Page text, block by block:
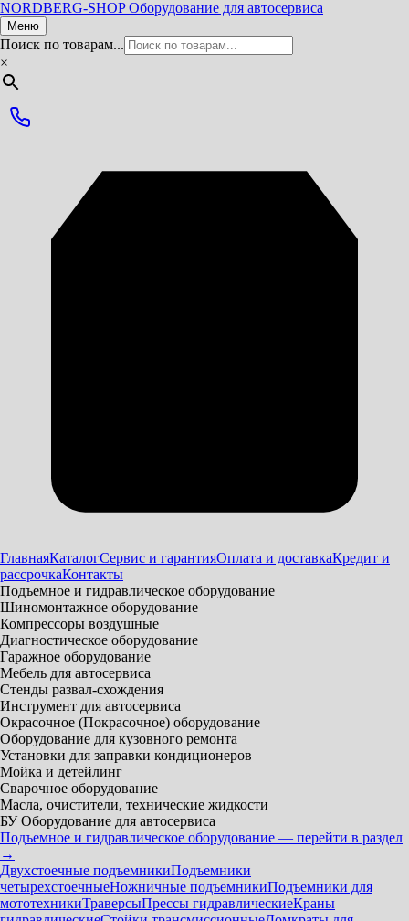
NORDBERG-SHOP Оборудование для автосервиса
Меню
Поиск по товарам...
×
ГлавнаяКаталогСервис и гарантияОплата и доставкаКредит и
рассрочкаКонтакты
Подъемное и гидравлическое оборудование
Шиномонтажное оборудование
Компрессоры воздушные
Диагностическое оборудование
Гаражное оборудование
Мебель для автосервиса
Стенды развал-схождения
Инструмент для автосервиса
Окрасочное (Покрасочное) оборудование
Оборудование для кузовного ремонта
Установки для заправки кондиционеров
Мойка и детейлинг
Сварочное оборудование
Масла, очистители, технические жидкости
БУ Оборудование для автосервиса
Подъемное и гидравлическое оборудование — перейти в раздел
→
Двухстоечные подъемникиПодъемники
четырехстоечныеНожничные подъемникиПодъемники для
мототехникиТраверсыПрессы гидравлическиеКраны